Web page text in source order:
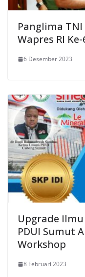
Panglima
Wapres RI
6 Desember 2023
Upgrade
PDUI Sumut
Workshop
8 Februari 2023